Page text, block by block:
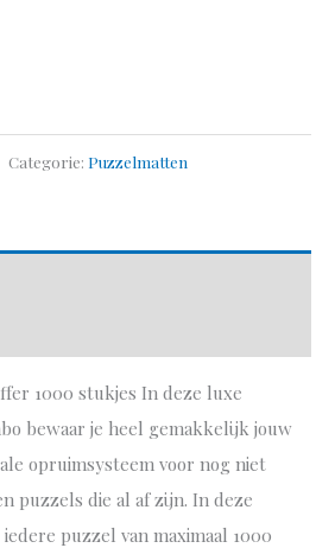
Categorie: Puzzelmatten
1000 stukjes In deze luxe
bewaar je heel gemakkelijk jouw
opruimsysteem voor nog niet
puzzels die al af zijn. In deze
puzzel van maximaal 1000